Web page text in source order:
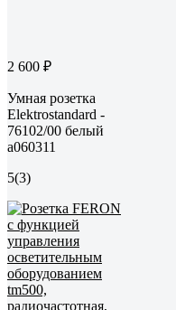
2 600 ₽
Умная розетка
Elektrostandard -
76102/00 белый
a060311
5(3)